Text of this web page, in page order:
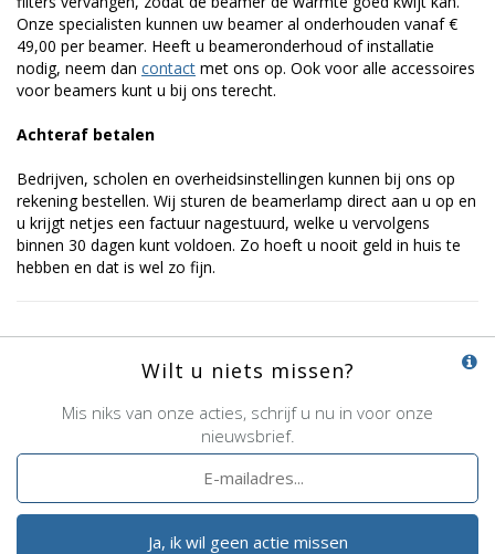
Onze specialisten kunnen uw beamer al onderhouden vanaf €
49,00 per beamer. Heeft u beameronderhoud of installatie
nodig, neem dan contact met ons op. Ook voor alle accessoires
voor beamers kunt u bij ons terecht.
Achteraf betalen
Bedrijven, scholen en overheidsinstellingen kunnen bij ons op
rekening bestellen. Wij sturen de beamerlamp direct aan u op en
u krijgt netjes een factuur nagestuurd, welke u vervolgens
binnen 30 dagen kunt voldoen. Zo hoeft u nooit geld in huis te
hebben en dat is wel zo fijn.
Wilt u niets missen?
Mis niks van onze acties, schrijf u nu in voor onze
nieuwsbrief.
Ja, ik wil geen actie missen